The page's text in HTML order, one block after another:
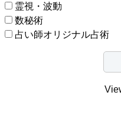
霊視・波動
数秘術
占い師オリジナル占術